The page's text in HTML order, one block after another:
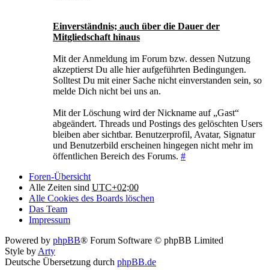
Einverständnis; auch über die Dauer der
Mitgliedschaft hinaus
Mit der Anmeldung im Forum bzw. dessen Nutzung
akzeptierst Du alle hier aufgeführten Bedingungen.
Solltest Du mit einer Sache nicht einverstanden sein, so
melde Dich nicht bei uns an.
Mit der Löschung wird der Nickname auf „Gast“
abgeändert. Threads und Postings des gelöschten Users
bleiben aber sichtbar. Benutzerprofil, Avatar, Signatur
und Benutzerbild erscheinen hingegen nicht mehr im
öffentlichen Bereich des Forums. #
Foren-Übersicht
Alle Zeiten sind UTC+02:00
Alle Cookies des Boards löschen
Das Team
Impressum
Powered by phpBB® Forum Software © phpBB Limited
Style by Arty
Deutsche Übersetzung durch phpBB.de